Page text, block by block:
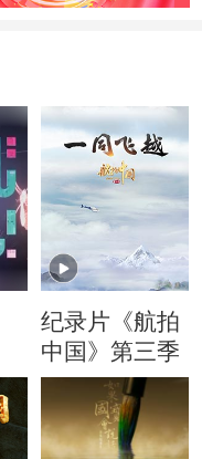
纪录片《航拍
中国》第三季